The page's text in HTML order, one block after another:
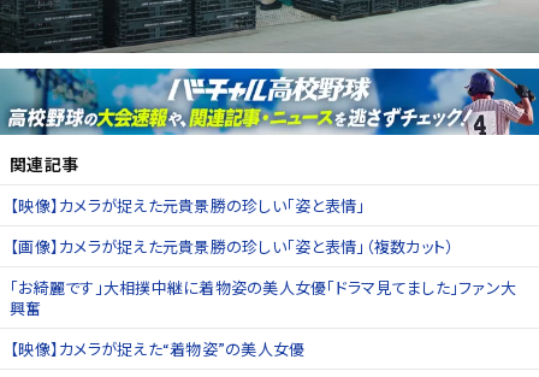
関連記事
【映像】カメラが捉えた元貴景勝の珍しい「姿と表情」
【画像】カメラが捉えた元貴景勝の珍しい「姿と表情」（複数カット）
「お綺麗です」大相撲中継に着物姿の美人女優「ドラマ見てました」ファン大
興奮
【映像】カメラが捉えた“着物姿”の美人女優